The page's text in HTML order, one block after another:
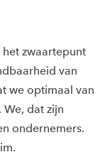
zwaartepunt
van
we optimaal van
dat zijn
ondernemers.